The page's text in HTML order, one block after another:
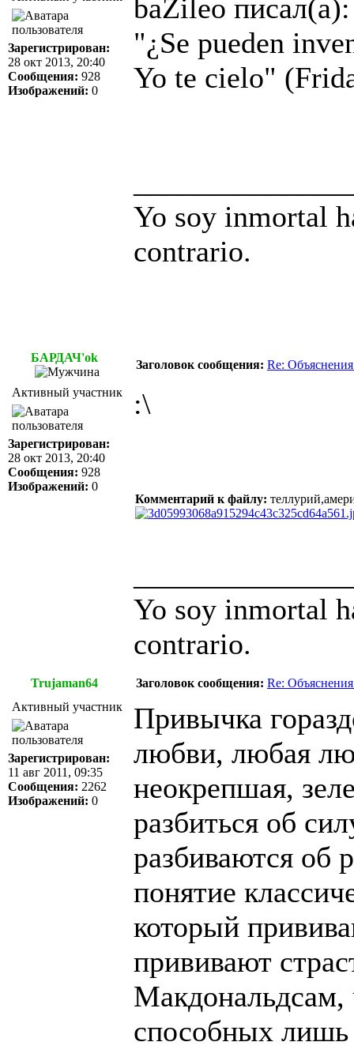
Зарегистрирован:
28 окт 2013, 20:40
Сообщения: 928
Изображений: 0
baZileo писал(а):
"¿Se pueden
Yo te cielo"
Yo soy inmortal
contrario.
БАРДАЧ'ok
Заголовок сообщения: Re:
Активный участник
Зарегистрирован:
28 окт 2013, 20:40
Сообщения: 928
Изображений: 0
:\
Комментарий к файлу:
Yo soy inmortal
contrario.
Trujaman64 Заголовок сообщения: Re:
Активный участник
Зарегистрирован:
11 авг 2011, 09:35
Сообщения: 2262
Изображений: 0
Привычка
любви, любая
неокрепшая,
разбиться об
разбиваются об
понятие
который
прививают
Макдональдсам,
способных лишь